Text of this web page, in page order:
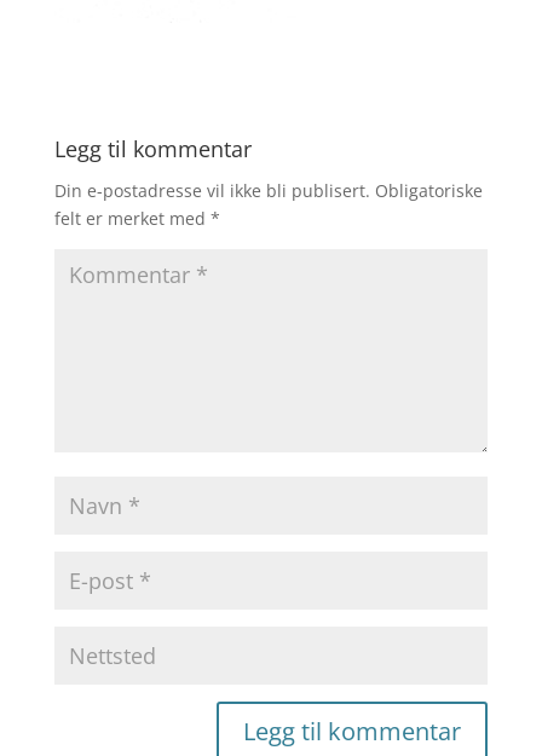
Legg til kommentar
Din e-postadresse vil ikke bli publisert. Obligatoriske
felt er merket med *